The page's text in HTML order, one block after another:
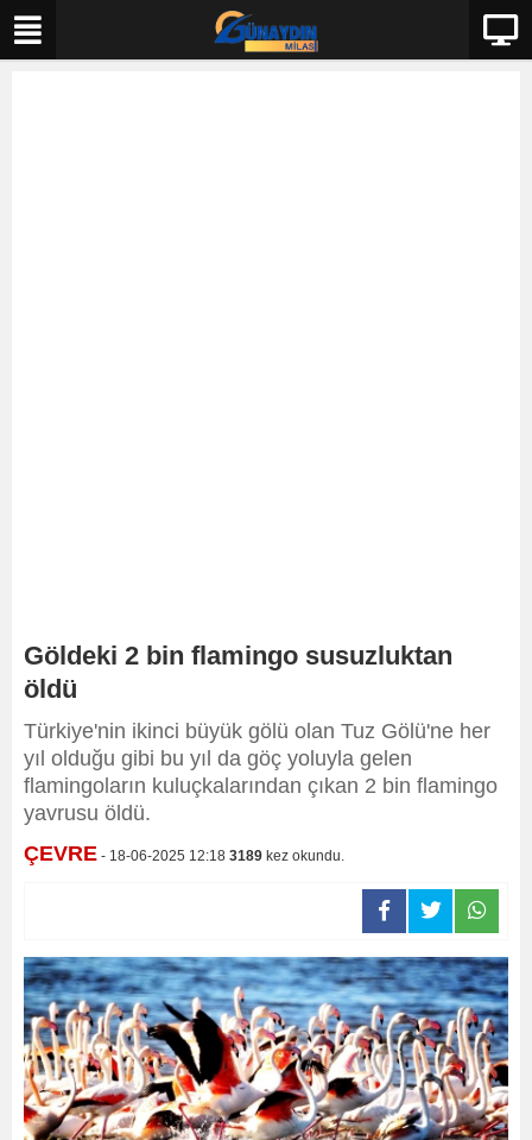
Göldeki 2 bin flamingo susuzluktan
öldü
Türkiye'nin ikinci büyük gölü olan Tuz Gölü'ne her
yıl olduğu gibi bu yıl da göç yoluyla gelen
flamingoların kuluçkalarından çıkan 2 bin flamingo
yavrusu öldü.
ÇEVRE - 18-06-2025 12:18 3189 kez okundu.